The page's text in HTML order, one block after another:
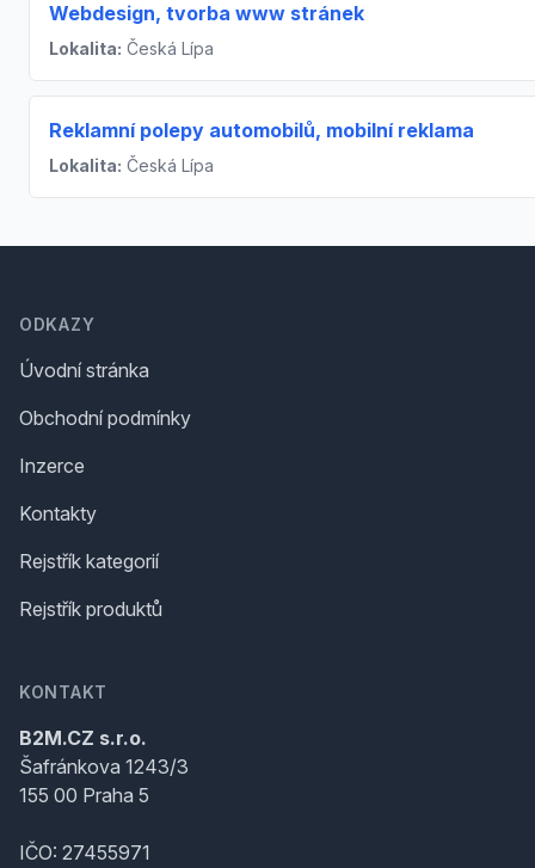
Webdesign, tvorba www stránek
Lokalita: Česká Lípa
Reklamní polepy automobilů, mobilní reklama
Lokalita: Česká Lípa
ODKAZY
Úvodní stránka
Obchodní podmínky
Inzerce
Kontakty
Rejstřík kategorií
Rejstřík produktů
KONTAKT
B2M.CZ s.r.o.
Šafránkova 1243/3
155 00 Praha 5
IČO: 27455971